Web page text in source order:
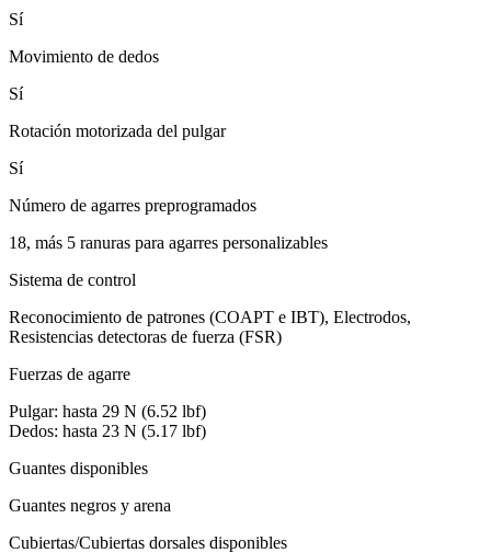
Sí
Movimiento de dedos
Sí
Rotación motorizada del pulgar
Sí
Número de agarres preprogramados
18, más 5 ranuras para agarres personalizables
Sistema de control
Reconocimiento de patrones (COAPT e IBT), Electrodos,
Resistencias detectoras de fuerza (FSR)
Fuerzas de agarre
Pulgar: hasta 29 N (6.52 lbf)
Dedos: hasta 23 N (5.17 lbf)
Guantes disponibles
Guantes negros y arena
Cubiertas/Cubiertas dorsales disponibles